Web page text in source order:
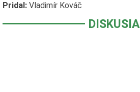
Pridal: Vladimír Kováč
DISKUSIA